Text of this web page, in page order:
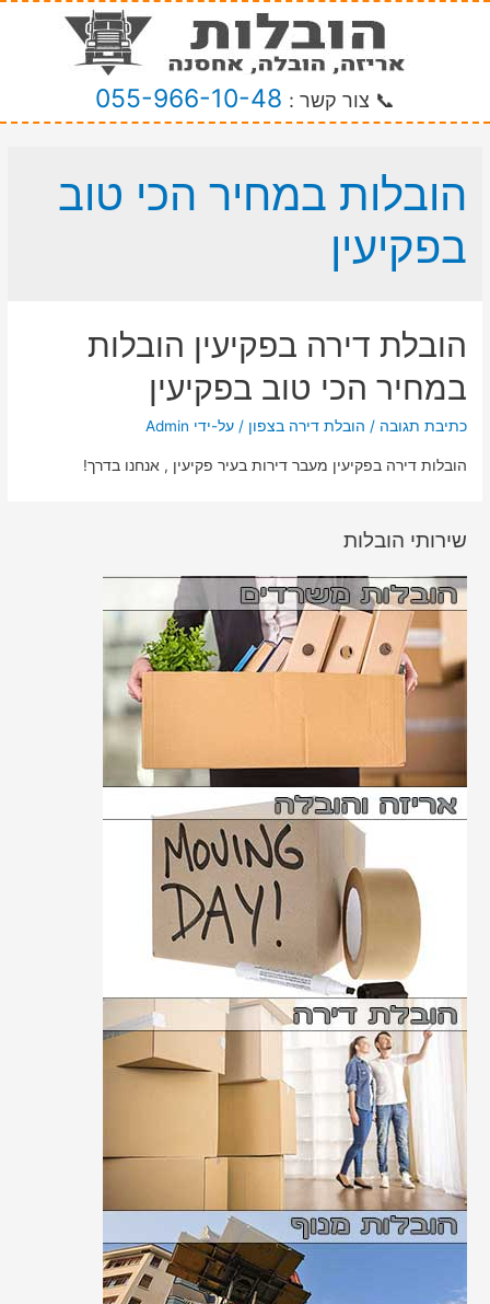
📞 צור קשר : 055-966-10-48
הובלות במחיר הכי טוב
בפקיעין
הובלת דירה בפקיעין הובלות
במחיר הכי טוב בפקיעין
כתיבת תגובה / הובלת דירה בצפון / על-ידי Admin
הובלות דירה בפקיעין מעבר דירות בעיר פקיעין , אנחנו בדרך!
שירותי הובלות